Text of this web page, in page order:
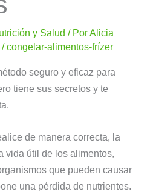
y Salud / PorAlicia
/congelar-alimentos-frízer
seguro y eficaz para
tiene sus secretos y te
de manera correcta, la
vida útil de los alimentos,
que pueden causar
una pérdida de nutrientes.